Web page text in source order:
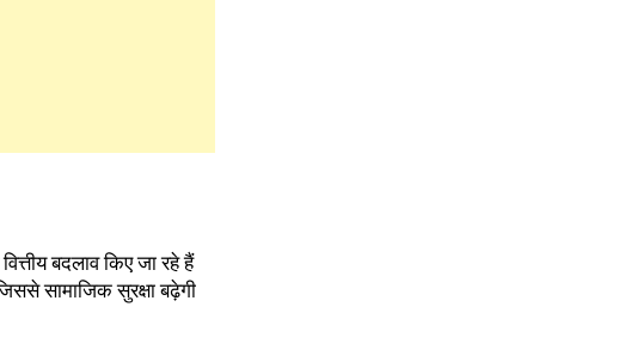
बदलाव किए जा रहे हैं
सामाजिक सुरक्षा बढ़ेगी